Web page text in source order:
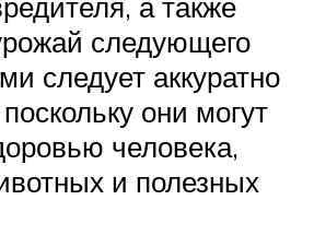
следующего
следует аккуратно
они могут
человека,
и полезных